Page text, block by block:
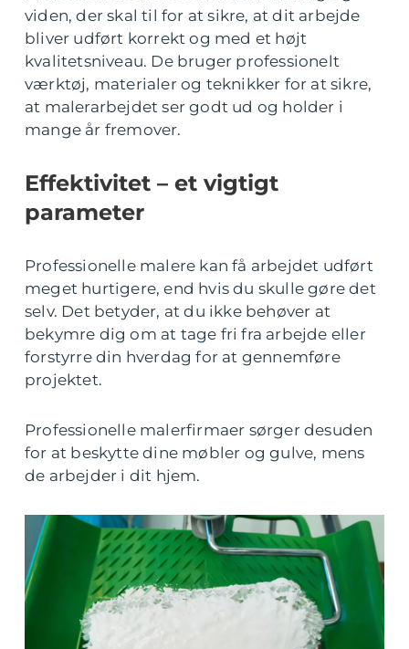
viden, der skal til for at sikre, at dit arbejde
bliver udført korrekt og med et højt
kvalitetsniveau. De bruger professionelt
værktøj, materialer og teknikker for at sikre,
at malerarbejdet ser godt ud og holder i
mange år fremover.
Effektivitet – et vigtigt
parameter
Professionelle malere kan få arbejdet udført
meget hurtigere, end hvis du skulle gøre det
selv. Det betyder, at du ikke behøver at
bekymre dig om at tage fri fra arbejde eller
forstyrre din hverdag for at gennemføre
projektet.
Professionelle malerfirmaer sørger desuden
for at beskytte dine møbler og gulve, mens
de arbejder i dit hjem.